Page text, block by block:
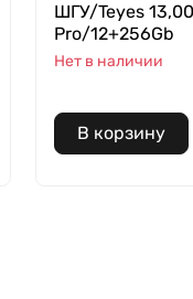
ШГУ/Teyes
Pro/12+256Gb
Нет в наличии
В корзину